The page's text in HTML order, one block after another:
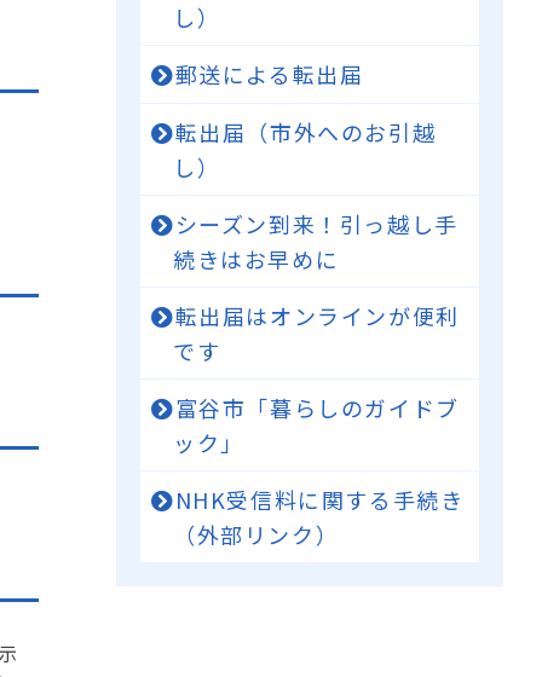
し）
郵送による転出届
転出届（市外へのお引越
し）
シーズン到来！引っ越し手
続きはお早めに
転出届はオンラインが便利
です
富谷市「暮らしのガイドブ
ック」
NHK受信料に関する手続き
（外部リンク）